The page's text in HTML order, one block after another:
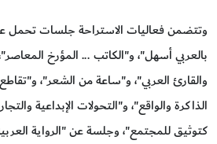
وتتضمن فعاليات الاستراحة جلسات تحمل
بالعربي أسهل"، و"الكاتب ... المؤرخ
والقارئ العربي"، و"ساعة من الشعر"،
الذاكرة والواقع"، و"التحولات الإبداعية
كتوثيق للمجتمع"، وجلسة عن "الرواية